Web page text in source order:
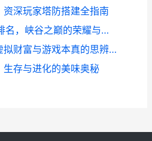
深玩家塔防搭建全指南
**lol一区s7最强王者排名，峡谷之巅的荣耀与硝烟**
我的世界刷钱指令，虚拟财富与游戏本真的思辨副标题
存与进化的美味奥秘